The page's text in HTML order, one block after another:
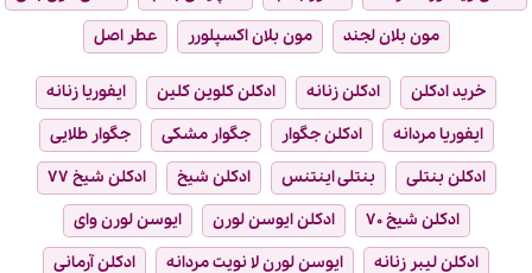
مون بلان لجند
مون بلان اکسپلورر عطر اصل
خرید ادکلن ادکلن زنانه ادکلن کلوین کلین
ایفوریا زنانه
ایفوریا مردانه
ادکلن جگوار جگوار مشکی
جگوار طلایی
ادکلن بنتلی
بنتلی اینتنس ادکلن شیخ
ادکلن شیخ ۷۷
ادکلن شیخ ۷۰
ادکلن ایوسن لورن
ایوسن لورن وای
ادکلن لیبر زنانه
ایوسن لورن لا نویت مردانه
ادکلن آرمانی